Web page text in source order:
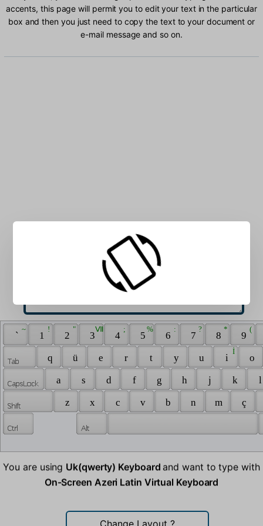
accents, this page will permit you to edit your text in the particular
box and then you just need to copy the text to your document or
e-mail message and so on.
Type Azeri Latin characters into the box:
`
~
1
!
2
"
3
Ⅶ
4
;
5
%
6
:
7
?
8
*
9
(
q ü e r t y u i
İ
o
a
s d f g h j k
z
x c v b n m ç
You are using Uk(qwerty) Keyboard and want to type with
On-Screen Azeri Latin Virtual Keyboard
Change Layout ?